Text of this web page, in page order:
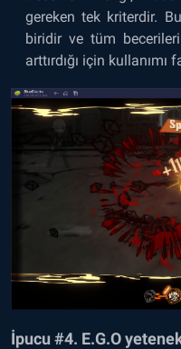
gereken tek kriterdir.
biridir ve tüm
arttırdığı için kullanımı
İpucu #4. E.G.O